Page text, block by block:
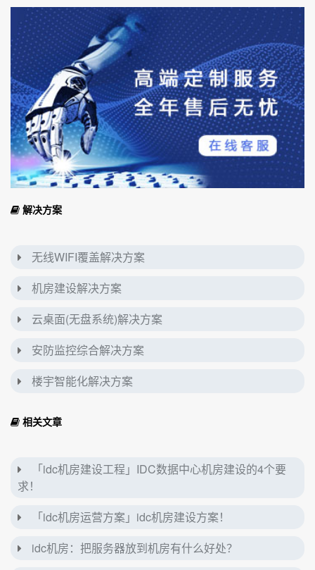
解决方案
无线WIFI覆盖解决方案
机房建设解决方案
云桌面(无盘系统)解决方案
安防监控综合解决方案
楼宇智能化解决方案
相关文章
「idc机房建设工程」IDC数据中心机房建设的4个要
求！
「idc机房运营方案」idc机房建设方案！
idc机房：把服务器放到机房有什么好处？